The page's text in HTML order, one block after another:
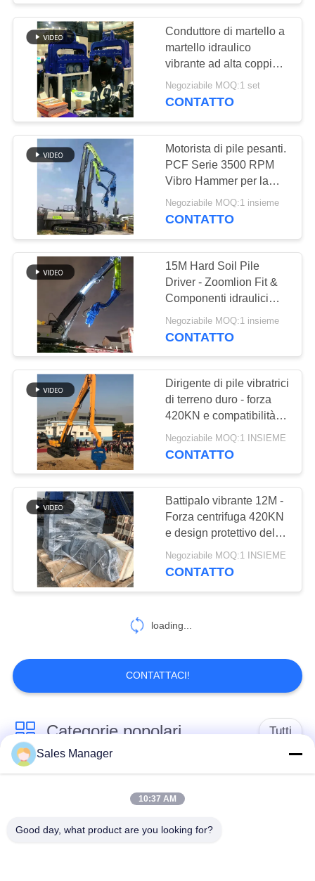
MAPPA
DEL
SITO
PRIVACY
POLICY
Quattro piloti
eccentrici
Guida di 360 gradi
15
Mini Excavator Pile
Driver
38
Attrezzatura
concreta di
azionamento di
mucchio
30
Pile driver lungo
54
Asta meccanica
Conduttore di martello a
martello idraulico
vibrante ad alta coppia
Equipaggiamento di
costruzione premium per
Negoziabile MOQ:1 set
CONTATTO
Motorista di pile pesanti.
PCF Serie 3500 RPM
Vibro Hammer per la
costruzione di pile di
fogli.
Negoziabile MOQ:1 insieme
CONTATTO
15M Hard Soil Pile
Driver - Zoomlion Fit &
Componenti idraulici
importati
Negoziabile MOQ:1 insieme
CONTATTO
Dirigente di pile vibratrici
di terreno duro - forza
420KN e compatibilità
globale del progetto
Negoziabile MOQ:1 INSIEME
CONTATTO
Battipalo vibrante 12M -
Forza centrifuga 420KN
e design protettivo del
palo
Negoziabile MOQ:1 INSIEME
CONTATTO
loading...
CONTATTACI!
Categorie popolari Tutti
escavatore montato
battipalo
Martello elettrico
Piledriver laterale
Sales Manager
10:37 AM
Good day, what product are you looking for?